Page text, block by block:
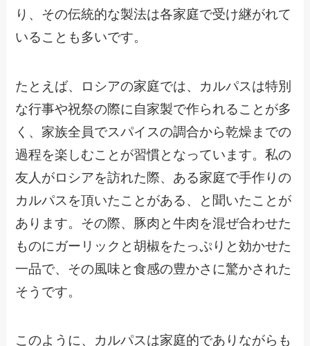
り、その伝統的な製法は各家庭で受け継がれて
いることも多いです。
たとえば、ロシアの家庭では、カルパスは特別
な行事や祝祭の際に自家製で作られることが多
く、家族全員でスパイスの調合から乾燥までの
過程を楽しむことが習慣となっています。私の
友人がロシアを訪れた際、ある家庭で手作りの
カルパスを頂いたことがある、と聞いたことが
あります。その際、豚肉と牛肉を混ぜ合わせた
ものにガーリックと胡椒をたっぷりと効かせた
一品で、その風味と食感の豊かさに驚かされた
そうです。
このように、カルパスは家庭的でありながらも